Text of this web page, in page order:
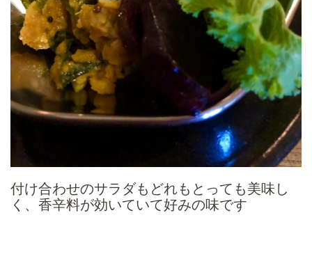
付け合わせのサラダもどれもとっても美味し
く、香辛料が効いていて好みの味です